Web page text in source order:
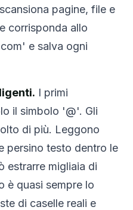
Cambia email
in 15secondi
AZIONE
pagine, file e
corrisponda allo
e salva ogni
I primi
il simbolo '@'. Gli
di più. Leggono
persino testo dentro le
estrarre migliaia di
è quasi sempre lo
di caselle reali e